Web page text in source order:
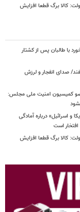
کالا برگ قطعا افزایش
با طالبان پس از کشتار
شورای نگهبان از حمله به بیت رهبری در ۹ اسفند/ صدای انفجار و لرزش
عضو کمیسیون امنیت ملی مجلس:
و اسرائیل» درباره آمادگی
است
کالا برگ قطعا افزایش